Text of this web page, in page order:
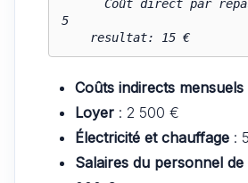
5
    resultat: 15 €
Coûts indirects mensuels
Loyer : 2 500 €
Électricité et chauffage :
Salaires du personnel de